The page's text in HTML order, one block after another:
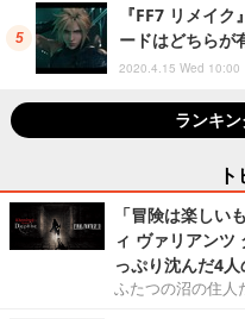
『FF7 リメイ
ードはどちらが
2020.4.15 Wed 10:00
ランキ
「冒険は楽しい
ィ ヴァリアンツ
っぷり沈んだ4人
ふたつの沼の住人